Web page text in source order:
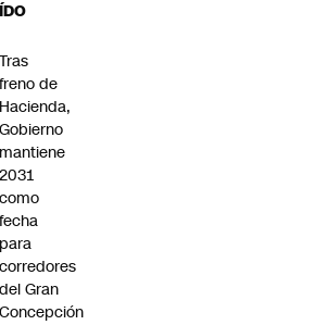
Tras
freno de
Hacienda,
Gobierno
mantiene
2031
como
fecha
para
corredores
del Gran
Concepción